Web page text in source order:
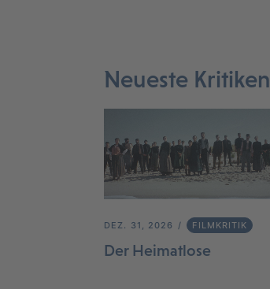
Neueste Kritiken
DEZ. 31, 2026 FILMKRITIK
Der Heimatlose